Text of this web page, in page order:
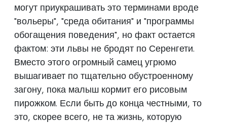
могут приукрашивать это терминами вроде
"вольеры", "среда обитания" и "программы
обогащения поведения", но факт остается
фактом: эти львы не бродят по Серенгети.
Вместо этого огромный самец угрюмо
вышагивает по тщательно обустроенному
загону, пока малыш кормит его рисовым
пирожком. Если быть до конца честными, то
это, скорее всего, не та жизнь, которую